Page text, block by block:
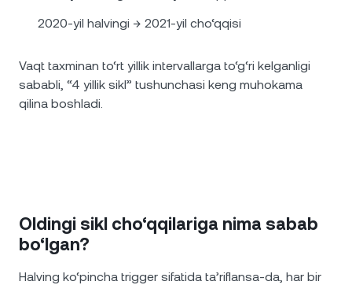
2020-yil halvingi → 2021-yil cho‘qqisi
Vaqt taxminan to‘rt yillik intervallarga to‘g‘ri kelganligi
sababli, “4 yillik sikl” tushunchasi keng muhokama
qilina boshladi.
Oldingi sikl cho‘qqilariga nima sabab
bo‘lgan?
Halving ko‘pincha trigger sifatida ta’riflansa-da, har bir